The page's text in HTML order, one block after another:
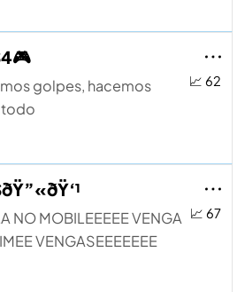
📈 62
golpes, hacemos
todo
📈 67
NO MOBILEEEEE VENGA
VENGASEEEEEEE